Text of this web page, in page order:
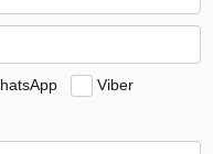
Viber